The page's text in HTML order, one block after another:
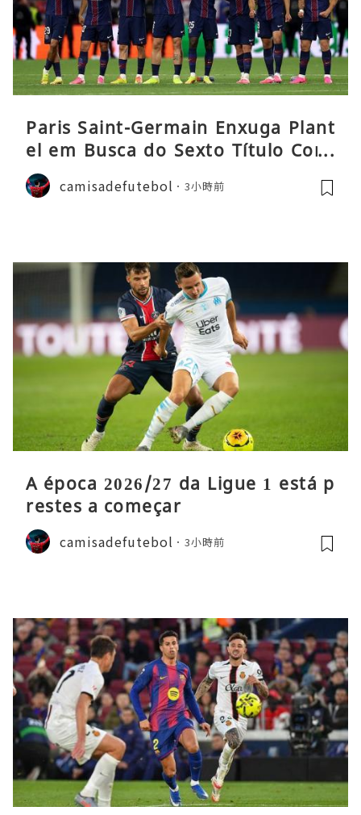
Paris Saint-Germain Enxuga Plant
el em Busca do Sexto Título Cons
ecutivo da Liga
camisadefutebol 3小時前
A época 2026/27 da Ligue 1 está p
restes a começar
camisadefutebol 3小時前